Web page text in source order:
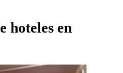
hoteles en